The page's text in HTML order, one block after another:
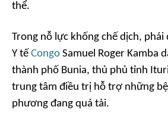
thể.
Trong nỗ lực khống chế dịch,
Y tế Congo Samuel Roger Kamba
thành phố Bunia, thủ phủ tỉnh
trung tâm điều trị hỗ trợ những
phương đang quá tải.